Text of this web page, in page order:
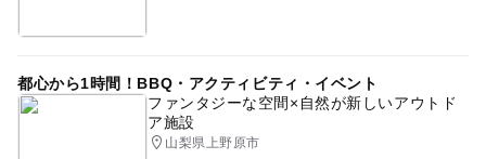
都心から1時間！BBQ・アクティビティ・イベント
ファンタジーな空間×自然が新しいアウトド
ア施設
山梨県上野原市